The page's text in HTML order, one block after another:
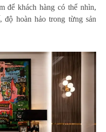
để khách hàng có thể nhìn,
độ hoàn hảo trong từng sản